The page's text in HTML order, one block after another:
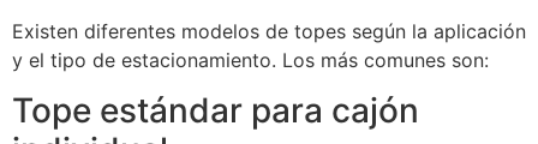
Existen diferentes modelos de topes según la aplicación
y el tipo de estacionamiento. Los más comunes son:
Tope estándar para cajón